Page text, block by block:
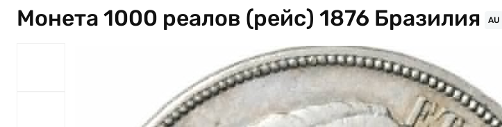
Монета 1000 реалов (рейс) 1876 Бразилия AU